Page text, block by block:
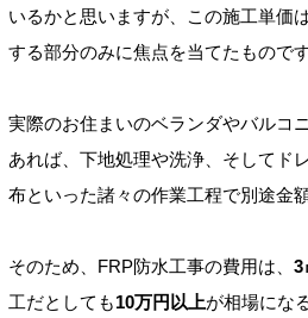
いるかと思いますが、この施工単価
する部分のみに焦点を当てたものです
実際のお住まいのベランダやバルコ
あれば、下地処理や洗浄、そしてド
布といった諸々の作業工程で別途金
そのため、FRP防水工事の費用は、 3
工だとしても10万円以上が相場にな